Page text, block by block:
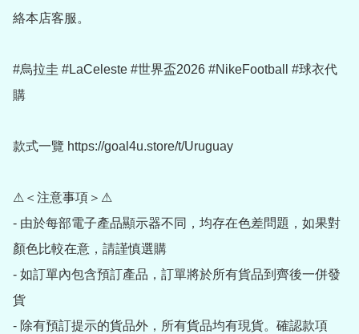
絡本店客服。
#烏拉圭 #LaCeleste #世界盃2026 #NikeFootball #球衣代
購
款式一覽 https://goal4u.store/t/Uruguay
⚠＜注意事項＞⚠
- 由於每部電子產品顯示器不同，均存在色差問題，如果對
顏色比較在意，請謹慎選購
- 如訂單內包含預訂產品，訂單將於所有貨品到齊後一併發
貨
- 除有預訂提示的貨品外，所有貨品均有現貨。確認款項